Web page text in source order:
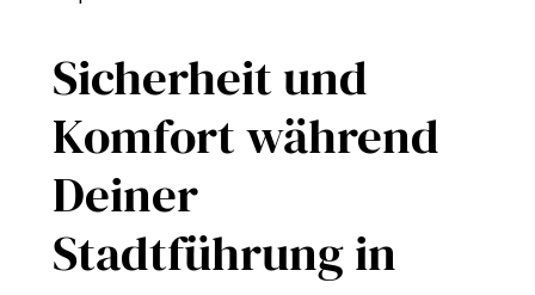
Sicherheit und
Komfort während
Deiner
Stadtführung in